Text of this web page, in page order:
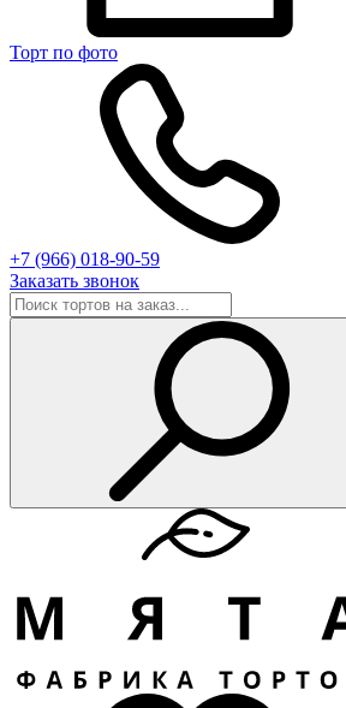
Торт по фото
+7 (966) 018-90-59
Заказать звонок